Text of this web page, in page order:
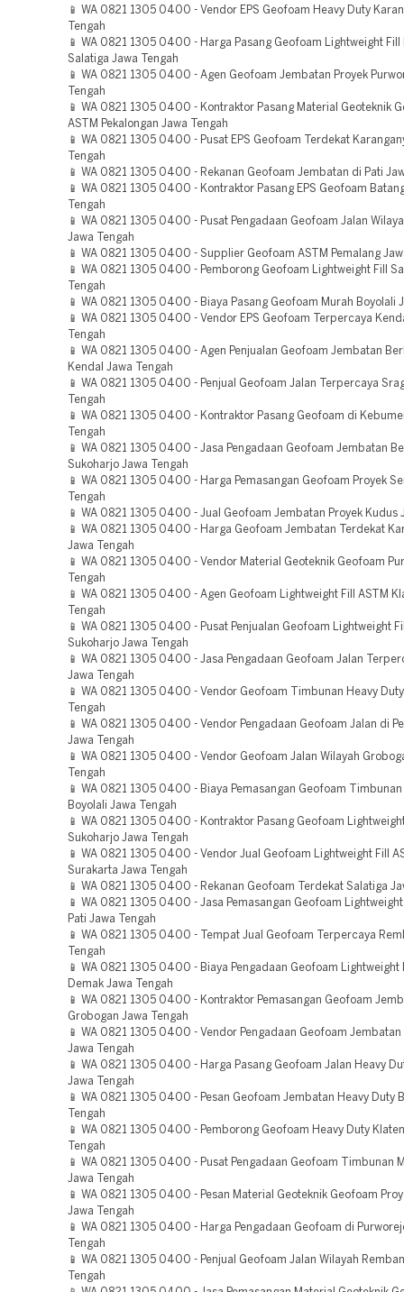
📱 WA 0821 1305 0400 - Vendor EPS Geofoam Heavy Duty
Tengah
📱 WA 0821 1305 0400 - Harga Pasang Geofoam Lightweight Fill
Salatiga Jawa Tengah
📱 WA 0821 1305 0400 - Agen Geofoam Jembatan Proyek
Tengah
📱 WA 0821 1305 0400 - Kontraktor Pasang Material Geoteknik
ASTM Pekalongan Jawa Tengah
📱 WA 0821 1305 0400 - Pusat EPS Geofoam Terdekat
Tengah
📱 WA 0821 1305 0400 - Rekanan Geofoam Jembatan di Pati
📱 WA 0821 1305 0400 - Kontraktor Pasang EPS Geofoam
Tengah
📱 WA 0821 1305 0400 - Pusat Pengadaan Geofoam Jalan
Jawa Tengah
📱 WA 0821 1305 0400 - Supplier Geofoam ASTM Pemalang
📱 WA 0821 1305 0400 - Pemborong Geofoam Lightweight Fill
Tengah
📱 WA 0821 1305 0400 - Biaya Pasang Geofoam Murah Boyolali
📱 WA 0821 1305 0400 - Vendor EPS Geofoam Terpercaya
Tengah
📱 WA 0821 1305 0400 - Agen Penjualan Geofoam Jembatan
Kendal Jawa Tengah
📱 WA 0821 1305 0400 - Penjual Geofoam Jalan Terpercaya
Tengah
📱 WA 0821 1305 0400 - Kontraktor Pasang Geofoam di
Tengah
📱 WA 0821 1305 0400 - Jasa Pengadaan Geofoam Jembatan
Sukoharjo Jawa Tengah
📱 WA 0821 1305 0400 - Harga Pemasangan Geofoam Proyek
Tengah
📱 WA 0821 1305 0400 - Jual Geofoam Jembatan Proyek Kudus
📱 WA 0821 1305 0400 - Harga Geofoam Jembatan Terdekat
Jawa Tengah
📱 WA 0821 1305 0400 - Vendor Material Geoteknik Geofoam
Tengah
📱 WA 0821 1305 0400 - Agen Geofoam Lightweight Fill ASTM
Tengah
📱 WA 0821 1305 0400 - Pusat Penjualan Geofoam Lightweight
Sukoharjo Jawa Tengah
📱 WA 0821 1305 0400 - Jasa Pengadaan Geofoam Jalan
Jawa Tengah
📱 WA 0821 1305 0400 - Vendor Geofoam Timbunan Heavy
Tengah
📱 WA 0821 1305 0400 - Vendor Pengadaan Geofoam Jalan di
Jawa Tengah
📱 WA 0821 1305 0400 - Vendor Geofoam Jalan Wilayah
Tengah
📱 WA 0821 1305 0400 - Biaya Pemasangan Geofoam Timbunan
Boyolali Jawa Tengah
📱 WA 0821 1305 0400 - Kontraktor Pasang Geofoam
Sukoharjo Jawa Tengah
📱 WA 0821 1305 0400 - Vendor Jual Geofoam Lightweight Fill
Surakarta Jawa Tengah
📱 WA 0821 1305 0400 - Rekanan Geofoam Terdekat Salatiga
📱 WA 0821 1305 0400 - Jasa Pemasangan Geofoam Lightweight
Pati Jawa Tengah
📱 WA 0821 1305 0400 - Tempat Jual Geofoam Terpercaya
Tengah
📱 WA 0821 1305 0400 - Biaya Pengadaan Geofoam Lightweight
Demak Jawa Tengah
📱 WA 0821 1305 0400 - Kontraktor Pemasangan Geofoam
Grobogan Jawa Tengah
📱 WA 0821 1305 0400 - Vendor Pengadaan Geofoam Jembatan
Jawa Tengah
📱 WA 0821 1305 0400 - Harga Pasang Geofoam Jalan Heavy
Jawa Tengah
📱 WA 0821 1305 0400 - Pesan Geofoam Jembatan Heavy Duty
Tengah
📱 WA 0821 1305 0400 - Pemborong Geofoam Heavy Duty
Tengah
📱 WA 0821 1305 0400 - Pusat Pengadaan Geofoam Timbunan
Jawa Tengah
📱 WA 0821 1305 0400 - Pesan Material Geoteknik Geofoam
Jawa Tengah
📱 WA 0821 1305 0400 - Harga Pengadaan Geofoam di
Tengah
📱 WA 0821 1305 0400 - Penjual Geofoam Jalan Wilayah
Tengah